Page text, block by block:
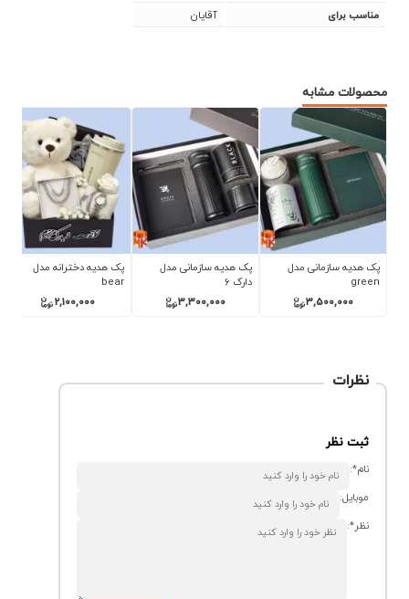
آقایان مناسب برای
محصولات مشابه
پک هدیه دخترانه مدل
bear
2,100,000
پک هدیه مردانه مدل
classic 7
1,100,000
پک هدیه دخترانه مدل
pink 7
1,200,000
نظرات
ثبت نظر
نام*:
موبایل:
نظر*: